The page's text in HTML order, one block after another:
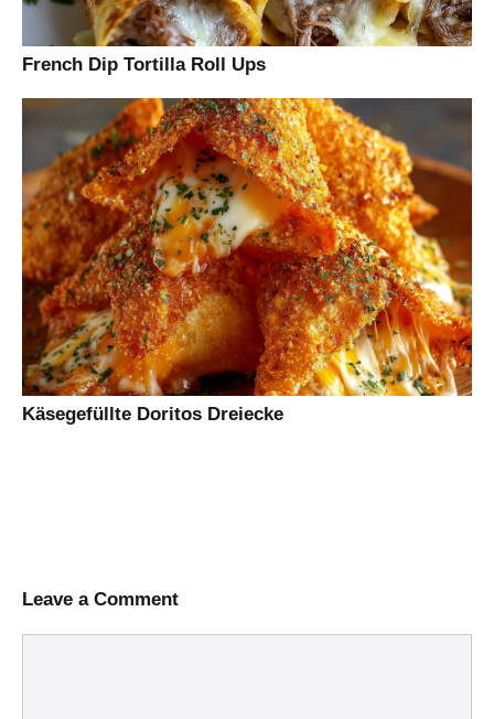
French Dip Tortilla Roll Ups
Käsegefüllte Doritos Dreiecke
Leave a Comment